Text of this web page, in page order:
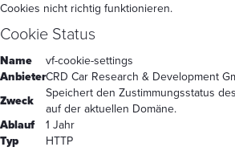
Cookies nicht richtig funktionieren.
Cookie Status
Name
vf-cookie-settings
AnbieterCRD Car Research & Development
Zweck
Speichert den Zustimmungsstatus
auf der aktuellen Domäne.
Ablauf
1 Jahr
Typ
HTTP